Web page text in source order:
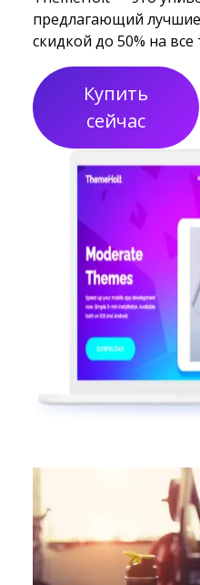
предлагающий
скидкой до 50% на
Купить
сейчас